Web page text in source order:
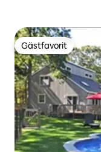
Gästfavorit
Gästfavorit